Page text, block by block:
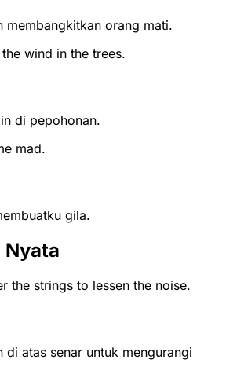
membangkitkan orang mati.
wind in the trees.
di pepohonan.
mad.
gila.
Nyata
the strings to lessen the noise.
di atas senar untuk mengurangi